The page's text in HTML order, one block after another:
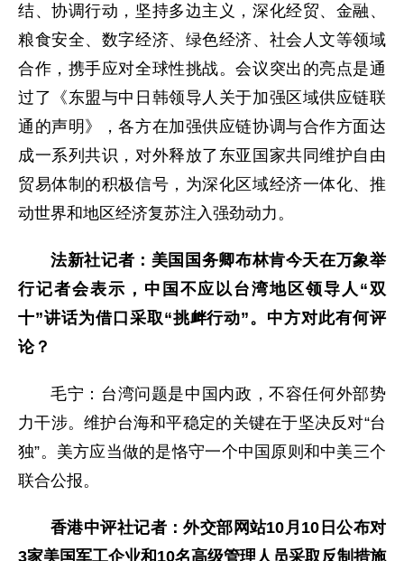
结、协调行动，坚持多边主义，深化经贸、金融、
粮食安全、数字经济、绿色经济、社会人文等领域
合作，携手应对全球性挑战。会议突出的亮点是通
过了《东盟与中日韩领导人关于加强区域供应链联
通的声明》，各方在加强供应链协调与合作方面达
成一系列共识，对外释放了东亚国家共同维护自由
贸易体制的积极信号，为深化区域经济一体化、推
动世界和地区经济复苏注入强劲动力。
法新社记者：美国国务卿布林肯今天在万象举
行记者会表示，中国不应以台湾地区领导人“双
十”讲话为借口采取“挑衅行动”。中方对此有何评
论？
毛宁： 台湾问题是中国内政，不容任何外部势
力干涉。维护台海和平稳定的关键在于坚决反对“台
独”。美方应当做的是恪守一个中国原则和中美三个
联合公报。
香港中评社记者：外交部网站10月10日公布对
3家美国军工企业和10名高级管理人员采取反制措施